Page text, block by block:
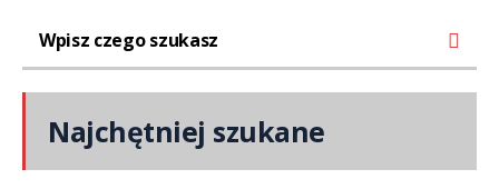
Najchętniej szukane